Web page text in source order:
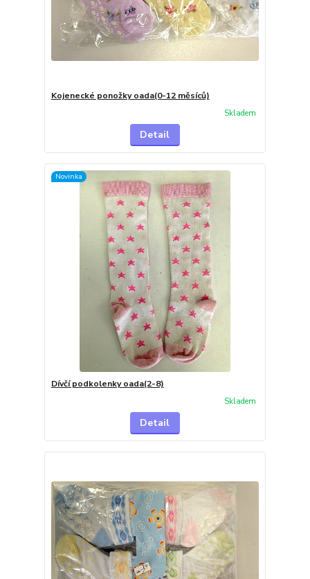
Kojenecké ponožky oada(0-12 měsíců)
Skladem
Detail
Novinka
Dívčí podkolenky oada(2-8)
Skladem
Detail